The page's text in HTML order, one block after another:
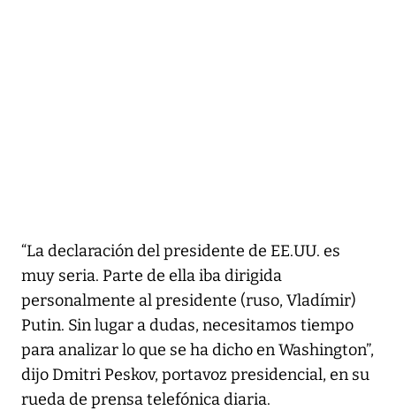
“La declaración del presidente de EE.UU. es
muy seria. Parte de ella iba dirigida
personalmente al presidente (ruso, Vladímir)
Putin. Sin lugar a dudas, necesitamos tiempo
para analizar lo que se ha dicho en Washington”,
dijo Dmitri Peskov, portavoz presidencial, en su
rueda de prensa telefónica diaria.